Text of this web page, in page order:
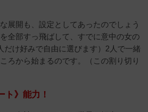
展開も、設定としてあったのでしょう
全部すっ飛ばして、すでに意中の女の
だけ好みで自由に選びます）2人で一緒
ろから始まるのです。（この割り切り
ト》能力！